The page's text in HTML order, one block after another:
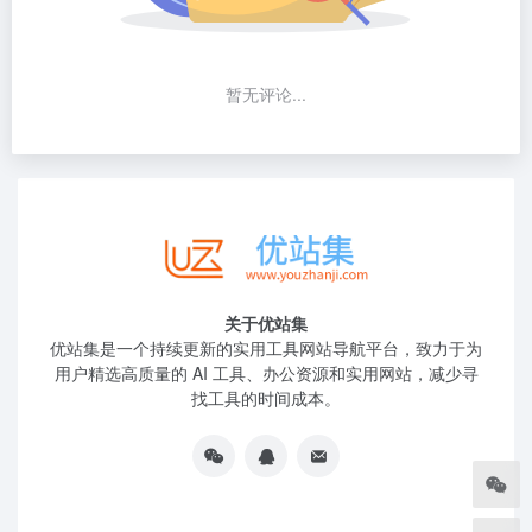
暂无评论...
关于优站集
优站集是一个持续更新的实用工具网站导航平台，致力于为
用户精选高质量的 AI 工具、办公资源和实用网站，减少寻
找工具的时间成本。